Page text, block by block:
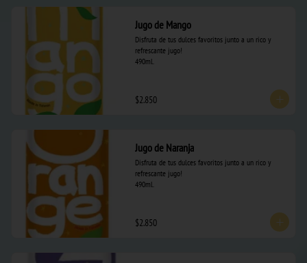
Jugo de Mango
Disfruta de tus dulces favoritos junto a un rico y
refrescante jugo!
490ml.
$2.850
Jugo de Naranja
Disfruta de tus dulces favoritos junto a un rico y
refrescante jugo!
490ml.
$2.850